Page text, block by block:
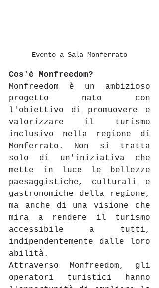
Evento a Sala Monferrato
Cos'è Monfreedom?
Monfreedom è un ambizioso
progetto nato con
l'obiettivo di promuovere e
valorizzare il turismo
inclusivo nella regione di
Monferrato. Non si tratta
solo di un'iniziativa che
mette in luce le bellezze
paesaggistiche, culturali e
gastronomiche della regione,
ma anche di una visione che
mira a rendere il turismo
accessibile a tutti,
indipendentemente dalle loro
abilità.
Attraverso Monfreedom, gli
operatori turistici hanno